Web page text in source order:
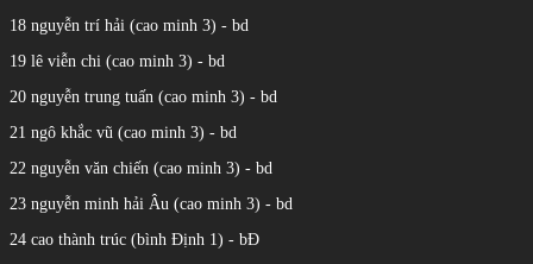
18 nguyễn trí hải (cao minh 3) - bd
19 lê viễn chi (cao minh 3) - bd
20 nguyễn trung tuấn (cao minh 3) - bd
21 ngô khắc vũ (cao minh 3) - bd
22 nguyễn văn chiến (cao minh 3) - bd
23 nguyễn minh hải Âu (cao minh 3) - bd
24 cao thành trúc (bình Định 1) - bĐ